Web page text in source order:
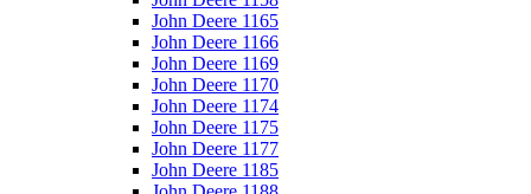
John Deere 1165
John Deere 1166
John Deere 1169
John Deere 1170
John Deere 1174
John Deere 1175
John Deere 1177
John Deere 1185